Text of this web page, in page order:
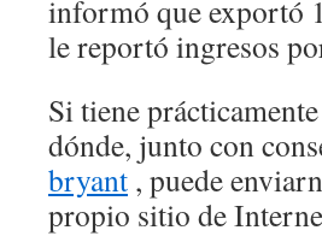
informó que exportó
le reportó ingresos
Si tiene
dónde, junto con
bryant , puede
propio sitio de